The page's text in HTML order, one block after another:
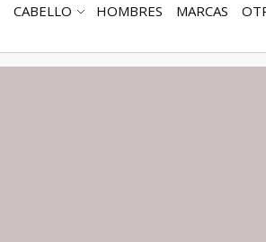
ABRIR
CABELLO HOMBRES MARCAS